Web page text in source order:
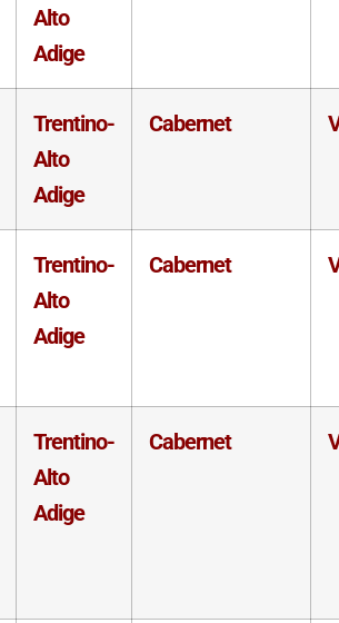
Alto
Adige
Trentino-
Alto
Adige
Cabernet
Trentino-
Alto
Adige
Cabernet
Trentino-
Alto
Adige
Cabernet